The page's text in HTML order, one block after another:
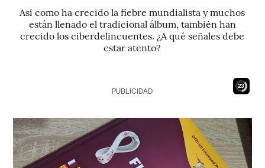
Así como ha crecido la fiebre mundialista y muchos
están llenado el tradicional álbum, también han
crecido los ciberdelincuentes. ¿A qué señales debe
estar atento?
21
PUBLICIDAD